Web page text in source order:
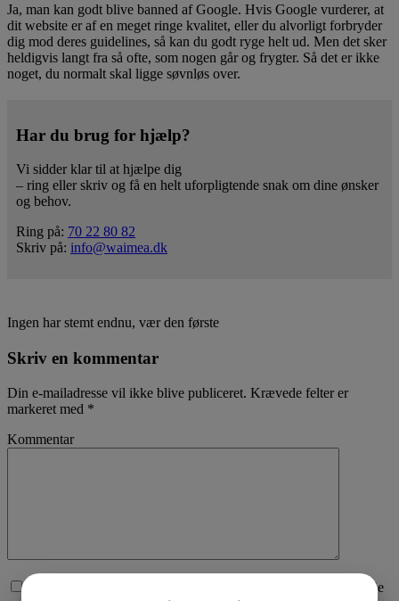
Ja, man kan godt blive banned af Google. Hvis Google vurderer, at
dit website er af en meget ringe kvalitet, eller du alvorligt forbryder
dig mod deres guidelines, så kan du godt ryge helt ud. Men det sker
heldigvis langt fra så ofte, som nogen går og frygter. Så det er ikke
noget, du normalt skal ligge søvnløs over.
Har du brug for hjælp?
Vi sidder klar til at hjælpe dig
– ring eller skriv og få en helt uforpligtende snak om dine ønsker
og behov.
Ring på: 70 22 80 82
Skriv på: info@waimea.dk
Ingen har stemt endnu, vær den første
Skriv en kommentar
Din e-mailadresse vil ikke blive publiceret. Krævede felter er
markeret med *
Kommentar
Afkryds for samtykke til, at vi behandler den data du sender. Se